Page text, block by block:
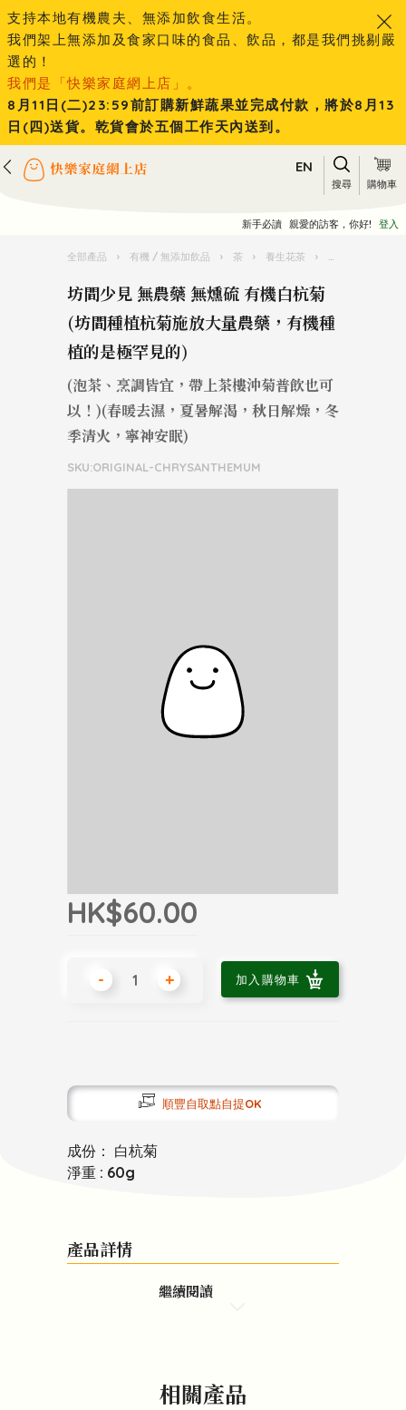
支持本地有機農夫、無添加飲食生活。
我們架上無添加及食家口味的食品、飲品，都是我們挑剔嚴
選的！
我們是「快樂家庭網上店」。
8月11日(二)23:59前訂購新鮮蔬果並完成付款，將於8月13
日(四)送貨。乾貨會於五個工作天內送到。
EN
搜尋 購物車
新手必讀 親愛的訪客，你好! 登入
全部產品 › 有機 / 無添加飲品 › 茶 › 養生花茶 › 坊間少見 無農藥
坊間少見 無農藥 無燻硫 有機白杭菊
(坊間種植杭菊施放大量農藥，有機種
植的是極罕見的)
(泡茶、烹調皆宜，帶上茶樓沖菊普飲也可
以！)(春暖去濕，夏暑解渴，秋日解燥，冬
季清火，寧神安眠)
SKU:ORIGINAL-CHRYSANTHEMUM
HK$60.00
- + 加入購物車
順豐自取點自提OK
成份： 白杭菊
淨重 : 60g
產品詳情
繼續閱讀
相關產品